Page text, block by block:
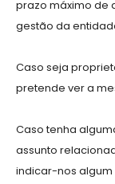
prazo máximo de
gestão da
Caso seja
pretende ver a
Caso tenha
assunto
indicar-nos